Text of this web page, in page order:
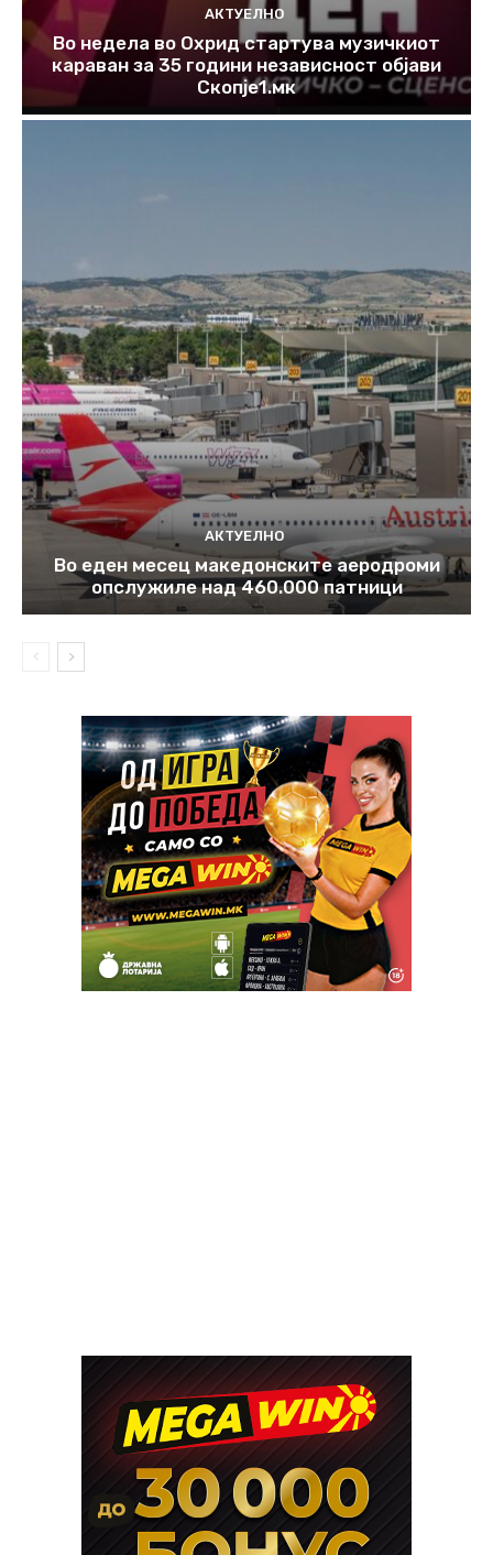
АКТУЕЛНО
Во недела во Охрид стартува музичкиот
караван за 35 години независност објави
Скопје1.мк
АКТУЕЛНО
Во еден месец македонските аеродроми
опслужиле над 460.000 патници